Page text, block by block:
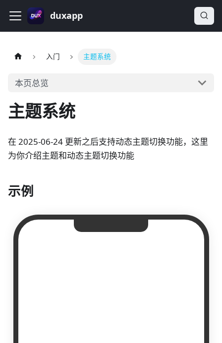
duxapp
入门 主题系统
本页总览
主题系统
在 2025-06-24 更新之后支持动态主题切换功能，这里
为你介绍主题和动态主题切换功能
示例